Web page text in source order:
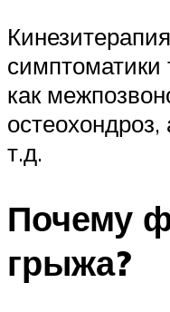
симптоматики
как
остеохондроз,
т.д.
Почему
грыжа?